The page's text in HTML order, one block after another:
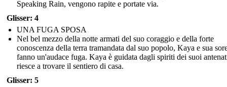
Speaking Rain, vengono rapite e portate via.
Glisser: 4
UNA FUGA SPOSA
Nel bel mezzo della notte armati del suo coraggio e della forte
conoscenza della terra tramandata dal suo popolo, Kaya e sua
fanno un'audace fuga. Kaya è guidata dagli spiriti dei suoi
riesce a trovare il sentiero di casa.
Glisser: 5